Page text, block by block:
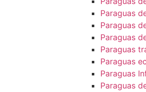
Paraguas
Paraguas
Paraguas
Paraguas
Paraguas
Paraguas
Paraguas